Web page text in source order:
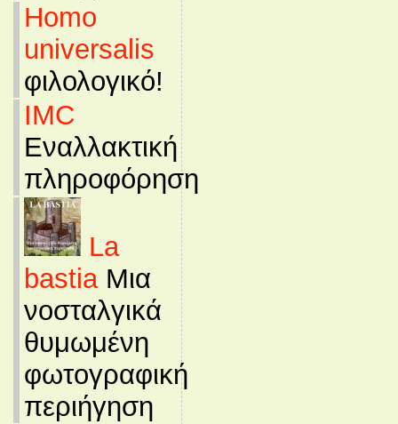
Homo
universalis
φιλολογικό!
IMC
Εναλλακτική
πληροφόρηση
La
bastiaΜια
νοσταλγικά
θυμωμένη
φωτογραφική
περιήγηση